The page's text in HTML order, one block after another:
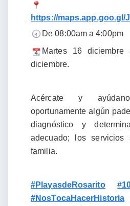
https://maps.app.goo.gl/
De 08:00am a 4:00pm
Martes 16
diciembre.
Acércate y
oportunamente algún
diagnóstico y
adecuado; los
familia.
#PlayasdeRosarito
#NosTocaHacerHistoria